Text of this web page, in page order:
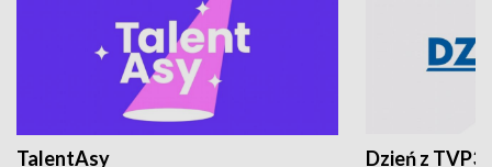
TalentAsy Dzień z TVP3